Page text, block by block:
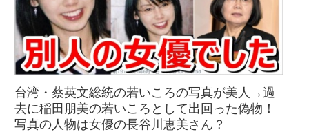
台湾・蔡英文総統の若いころの写真が美人→過
去に稲田朋美の若いころとして出回った偽物！
写真の人物は女優の長谷川恵美さん？